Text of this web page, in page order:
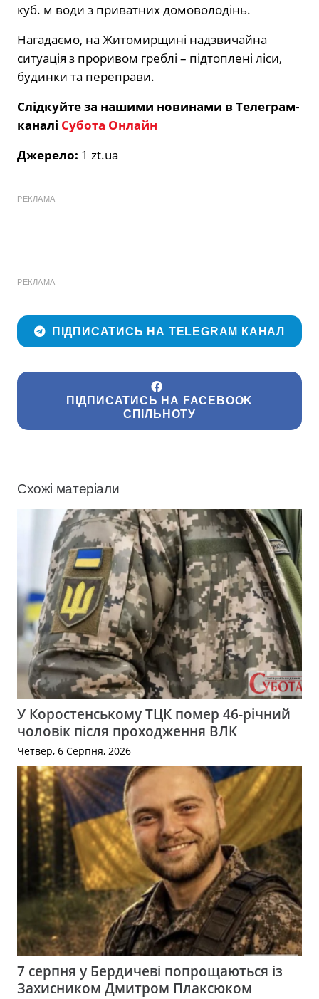
куб. м води з приватних домоволодінь.
Нагадаємо, на Житомирщині надзвичайна
ситуація з проривом греблі – підтоплені ліси,
будинки та переправи.
Слідкуйте за нашими новинами в Телеграм-
каналі Субота Онлайн
Джерело: 1 zt.ua
РЕКЛАМА
РЕКЛАМА
ПІДПИСАТИСЬ НА TELEGRAM КАНАЛ
ПІДПИСАТИСЬ НА FACEBOOK
СПІЛЬНОТУ
Схожі матеріали
У Коростенському ТЦК помер 46-річний
чоловік після проходження ВЛК
Четвер, 6 Серпня, 2026
7 серпня у Бердичеві попрощаються із
Захисником Дмитром Плаксюком